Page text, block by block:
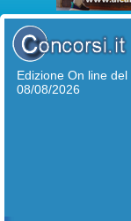
Edizione On line del
08/08/2026